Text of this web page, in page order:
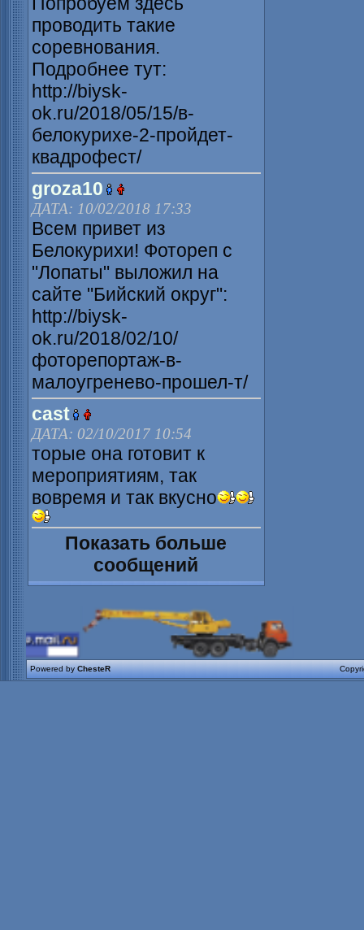
проводить такие
соревнования.
Подробнее тут:
http://biysk-
ok.ru/2018/05/15/в-
белокурихе-2-пройдет-
квадрофест/
groza10
ДАТА: 10/02/2018 17:33
Всем привет из
Белокурихи! Фотореп с
"Лопаты" выложил на
сайте "Бийский округ":
http://biysk-
ok.ru/2018/02/10/
фоторепортаж-в-
малоугренево-прошел-т/
cast
ДАТА: 02/10/2017 10:54
торые она готовит к
мероприятиям, так
вовремя и так вкусно
Показать больше
сообщений
Powered byChesteR